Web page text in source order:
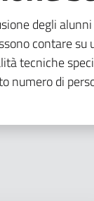
degli
contare su
tecniche
numero di